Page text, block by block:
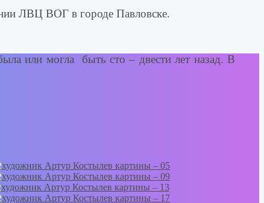
ЛВЦ ВОГ в городе Павловске.
или могла быть сто – двести лет назад. В